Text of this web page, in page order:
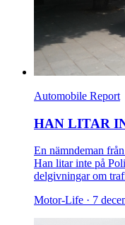
Automobile Report
HAN LITAR
En nämndeman
Han litar inte på
delgivningar om
Motor-Life · 7